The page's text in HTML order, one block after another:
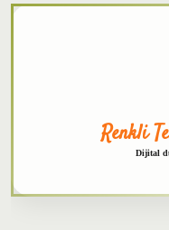
Renkli
Dijital